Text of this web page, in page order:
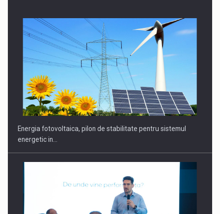
CEO Conference - Shaping The Future - Technology and…
Energia fotovoltaica, pilon de stabilitate pentru sistemul
energetic in…